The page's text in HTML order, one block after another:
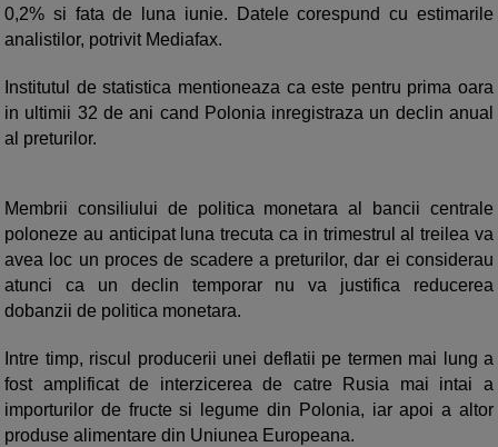
0,2% si fata de luna iunie. Datele corespund cu estimarile
analistilor, potrivit Mediafax.
Institutul de statistica mentioneaza ca este pentru prima oara
in ultimii 32 de ani cand Polonia inregistraza un declin anual
al preturilor.
Membrii consiliului de politica monetara al bancii centrale
poloneze au anticipat luna trecuta ca in trimestrul al treilea va
avea loc un proces de scadere a preturilor, dar ei considerau
atunci ca un declin temporar nu va justifica reducerea
dobanzii de politica monetara.
Intre timp, riscul producerii unei deflatii pe termen mai lung a
fost amplificat de interzicerea de catre Rusia mai intai a
importurilor de fructe si legume din Polonia, iar apoi a altor
produse alimentare din Uniunea Europeana.